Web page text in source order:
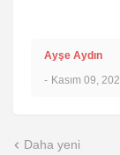
Ayşe Aydın
- Kasım 09,
Daha yeni